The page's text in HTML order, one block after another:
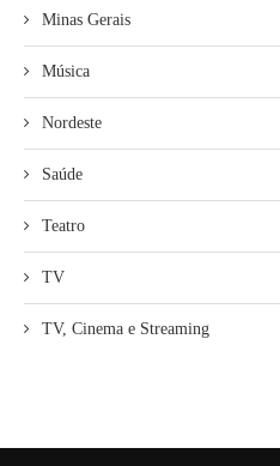
Minas Gerais
Música
Nordeste
Saúde
Teatro
TV
TV, Cinema e Streaming